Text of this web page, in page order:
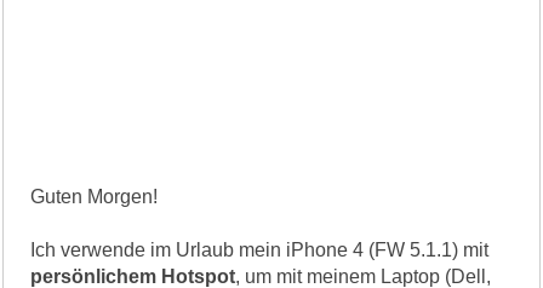
Guten Morgen!
Ich verwende im Urlaub mein iPhone 4 (FW 5.1.1) mit
persönlichem Hotspot, um mit meinem Laptop (Dell,